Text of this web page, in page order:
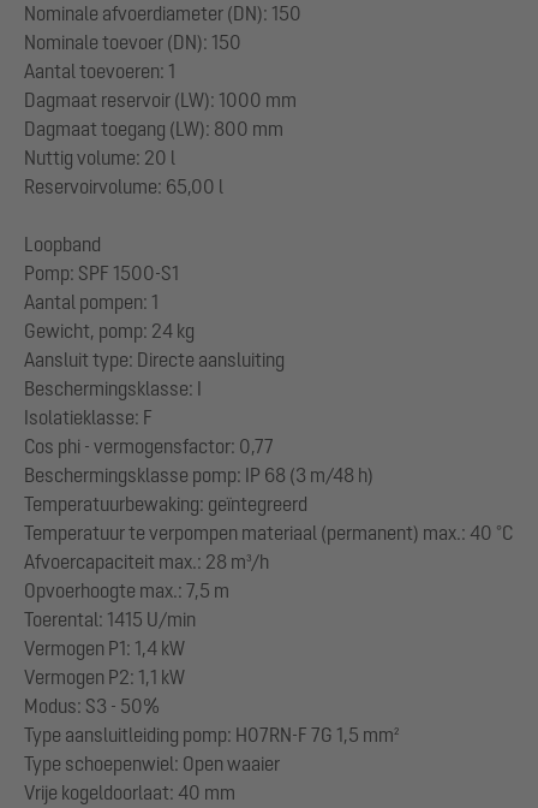
Nominale afvoerdiameter (DN): 150
Nominale toevoer (DN): 150
Aantal toevoeren: 1
Dagmaat reservoir (LW): 1000 mm
Dagmaat toegang (LW): 800 mm
Nuttig volume: 20 l
Reservoirvolume: 65,00 l
Loopband
Pomp: SPF 1500-S1
Aantal pompen: 1
Gewicht, pomp: 24 kg
Aansluit type: Directe aansluiting
Beschermingsklasse: I
Isolatieklasse: F
Cos phi - vermogensfactor: 0,77
Beschermingsklasse pomp: IP 68 (3 m/48 h)
Temperatuurbewaking: geïntegreerd
Temperatuur te verpompen materiaal (permanent) max.: 40 °C
Afvoercapaciteit max.: 28 m³/h
Opvoerhoogte max.: 7,5 m
Toerental: 1415 U/min
Vermogen P1: 1,4 kW
Vermogen P2: 1,1 kW
Modus: S3 - 50%
Type aansluitleiding pomp: H07RN-F 7G 1,5 mm²
Type schoepenwiel: Open waaier
Vrije kogeldoorlaat: 40 mm